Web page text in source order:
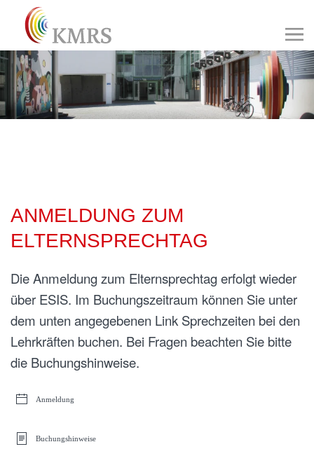
ANMELDUNG ZUM
ELTERNSPRECHTAG
Die Anmeldung zum Elternsprechtag erfolgt wieder
über ESIS. Im Buchungszeitraum können Sie unter
dem unten angegebenen Link Sprechzeiten bei den
Lehrkräften buchen. Bei Fragen beachten Sie bitte
die Buchungshinweise.
Anmeldung
Buchungshinweise